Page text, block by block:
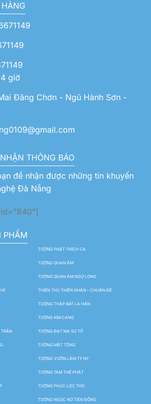
giờ
Đăng Chơn - Ngũ Hành Sơn -
THÔNG BÁO
để nhận được những tin khuyến
Đà Nẵng
PHẨM
TƯỢNG PHẬT THÍCH CA
TƯỢNG QUAN ÂM
TƯỢNG QUAN ÂM NGỰ LONG
THIÊN THỦ THIÊN NHÃN – CHUẨN ĐỀ
TƯỢNG THẬP BÁT LA HÁN
TƯỢNG KIM CANG
TRẦN TƯỢNG ĐẠT MA SƯ TỔ
TƯỢNG MẬT TÔNG
TƯỢNG VƯỜN LÂM TỲ NY
TƯỢNG TAM THẾ PHẬT
TƯỢNG PHÚC LỘC THỌ
TƯỢNG NGỌC NỮ TIÊN ĐỒNG